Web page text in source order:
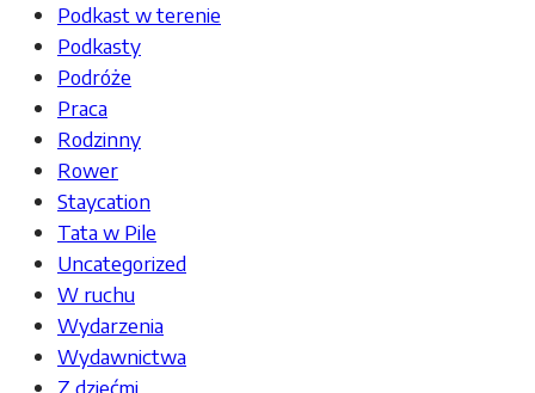
Podkast w terenie
Podkasty
Podróże
Praca
Rodzinny
Rower
Staycation
Tata w Pile
Uncategorized
W ruchu
Wydarzenia
Wydawnictwa
Z dziećmi